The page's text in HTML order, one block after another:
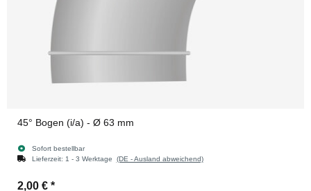
45° Bogen (i/a) - Ø 63 mm
Sofort bestellbar
Lieferzeit: 1 - 3 Werktage (DE - Ausland abweichend)
2,00 € *